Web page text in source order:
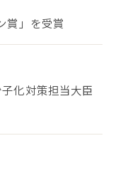
賞」を受賞
化対策担当大臣